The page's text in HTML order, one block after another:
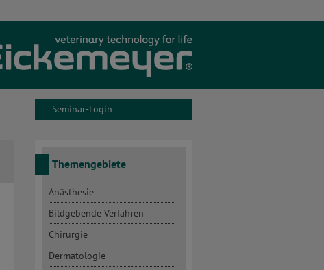
Seminar-Login
Themengebiete
Anästhesie
Bildgebende Verfahren
Chirurgie
Dermatologie
Aktuelles